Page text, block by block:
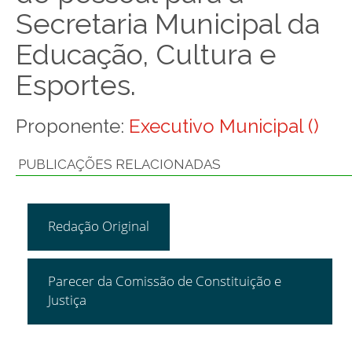
Secretaria Municipal da
Educação, Cultura e
Esportes.
Proponente: Executivo Municipal ()
PUBLICAÇÕES RELACIONADAS
Redação Original
Parecer da Comissão de Constituição e
Justiça